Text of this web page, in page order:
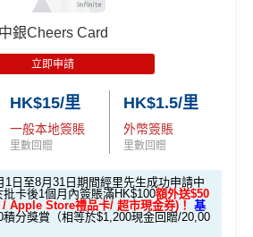
中銀Cheers Card
立即申請
HK$15/里
一般本地簽賬
里數回贈
HK$1.5/里
外幣簽賬
里數回贈
1日至8月31日期間經里先生成功申請中
卡後1個月內簽賬滿HK$100額外送$50
Apple Store禮品卡/ 超市現⾦券)！ 基
積分獎賞（相等於$1,200現金回贈/20,00